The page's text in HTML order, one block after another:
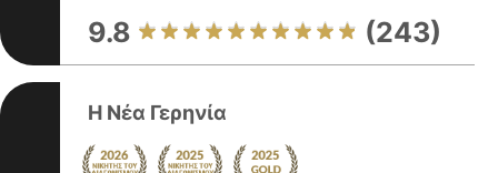
9.8 (243)
Η Νέα Γερηνία